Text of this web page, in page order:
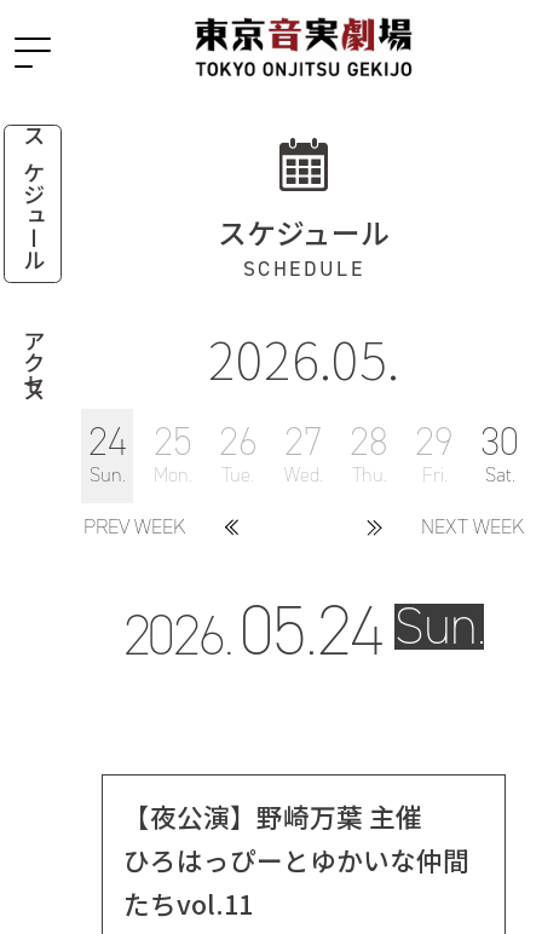
スケジュール
アクセス
スケジュール
SCHEDULE
2026.05.
PREV WEEK
24
Sun.
25
Mon.
26
Tue.
27
Wed.
28
Thu.
29
Fri.
30
Sat.
NEXT WEEK
2026.05.24 Sun.
【夜公演】野崎万葉 主催
ひろはっぴーとゆかいな仲間
たちvol.11